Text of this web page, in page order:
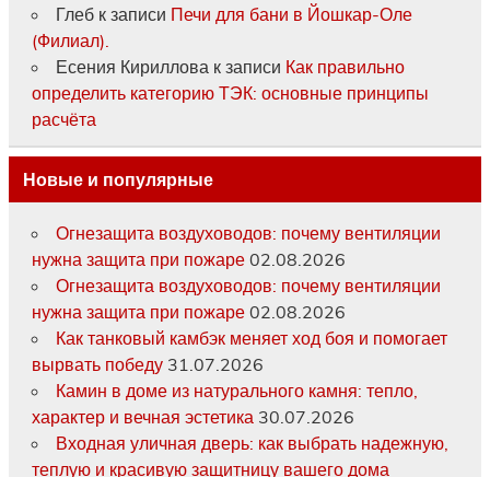
Глебк записи Печи для бани в Йошкар-Оле
(Филиал).
Есения Кириллова к записи Как правильно
определить категорию ТЭК: основные принципы
расчёта
Новые и популярные
Огнезащита воздуховодов: почему вентиляции
нужна защита при пожаре 02.08.2026
Огнезащита воздуховодов: почему вентиляции
нужна защита при пожаре 02.08.2026
Как танковый камбэк меняет ход боя и помогает
вырвать победу 31.07.2026
Камин в доме из натурального камня: тепло,
характер и вечная эстетика 30.07.2026
Входная уличная дверь: как выбрать надежную,
теплую и красивую защитницу вашего дома